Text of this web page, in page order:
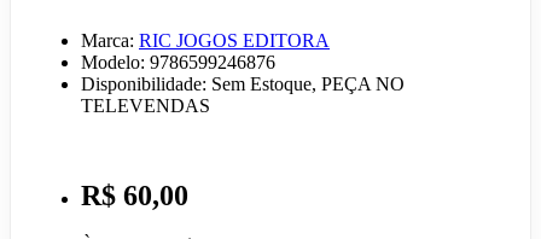
Marca: RIC JOGOS EDITORA
Modelo: 9786599246876
Disponibilidade: Sem Estoque, PEÇA NO
TELEVENDAS
R$ 60,00